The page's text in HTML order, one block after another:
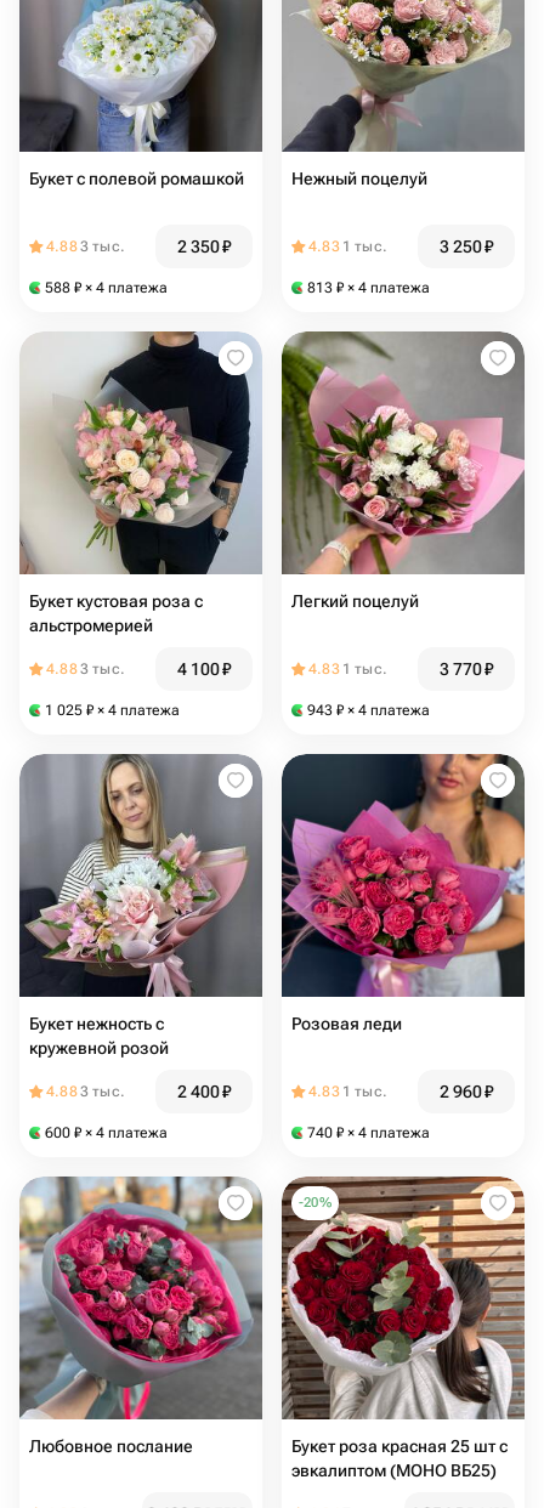
Букет с полевой ромашкой
4.883 тыс. 2 350₽
588 ₽ × 4 платежа
Нежный поцелуй
4.83 1 тыс. 3 250₽
813 ₽ × 4 платежа
Букет кустовая роза с
альстромерией
4.883 тыс. 4 100₽
1 025 ₽ × 4 платежа
Легкий поцелуй
4.83 1 тыс. 3 770₽
943 ₽ × 4 платежа
Букет нежность с
кружевной розой
4.883 тыс. 2 400₽
600 ₽ × 4 платежа
Розовая леди
4.83 1 тыс. 2 960₽
740 ₽ × 4 платежа
Любовное послание
-20%
Букет роза красная 25 шт с
эвкалиптом (МОНО ВБ25)